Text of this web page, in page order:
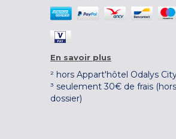
En savoir plus
² hors Appart'hôtel Odalys
³ seulement 30€ de frais
dossier)